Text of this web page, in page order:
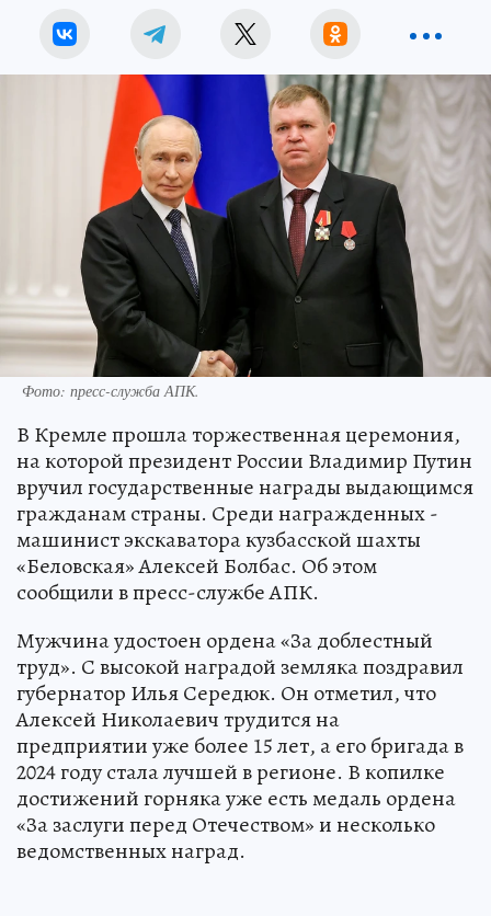
Фото: пресс-служба АПК.
В Кремле прошла торжественная церемония,
на которой президент России Владимир Путин
вручил государственные награды выдающимся
гражданам страны. Среди награжденных -
машинист экскаватора кузбасской шахты
«Беловская» Алексей Болбас. Об этом
сообщили в пресс-службе АПК.
Мужчина удостоен ордена «За доблестный
труд». С высокой наградой земляка поздравил
губернатор Илья Середюк. Он отметил, что
Алексей Николаевич трудится на
предприятии уже более 15 лет, а его бригада в
2024 году стала лучшей в регионе. В копилке
достижений горняка уже есть медаль ордена
«За заслуги перед Отечеством» и несколько
ведомственных наград.